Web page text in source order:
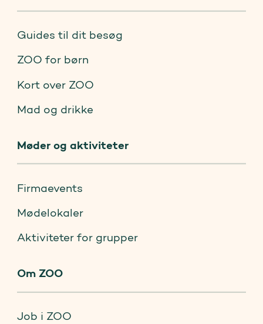
Guides til dit besøg
ZOO for børn
Kort over ZOO
Mad og drikke
Møder og aktiviteter
Firmaevents
Mødelokaler
Aktiviteter for grupper
Om ZOO
Job i ZOO